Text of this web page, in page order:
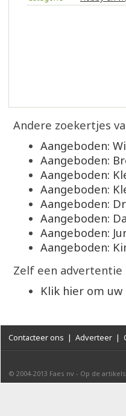
Andere zoekertjes
Aangeboden:
Aangeboden:
Aangeboden:
Aangeboden:
Aangeboden:
Aangeboden:
Aangeboden:
Aangeboden:
Zelf een advertentie
Klik hier om
Contacteer ons | Adverteer |
© 2004-2013 Faes nv - Op de